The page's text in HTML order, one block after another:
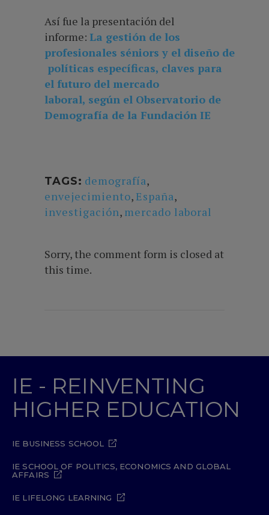
Así fue la presentación del
informe: La gestión de los
profesionales séniors y el diseño de
políticas específicas, claves para
el futuro del mercado
laboral, según el Observatorio de
Demografía de la Fundación IE
TAGS: demografía,
envejecimiento, España,
investigación, mercado laboral
Sorry, the comment form is closed at
this time.
IE - REINVENTING
HIGHER EDUCATION
IE BUSINESS SCHOOL
IE SCHOOL OF POLITICS, ECONOMICS AND GLOBAL
AFFAIRS
IE LIFELONG LEARNING